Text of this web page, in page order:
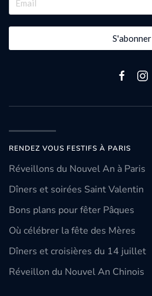
S'abonner
RENDEZ VOUS FESTIFS À PARIS
Réveillons du Nouvel An à Paris
Dîners et soirées Saint Valentin
Bons plans pour fêter Pâques
Où célébrer la fête des Mères
Dîners et croisières du 14 juillet
Réveillon du Nouvel An Chinois